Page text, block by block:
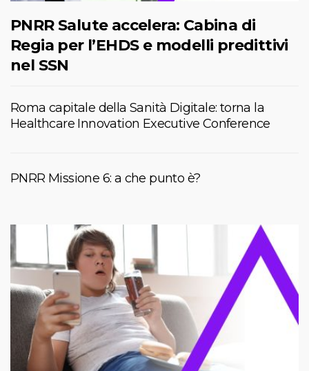
PNRR Salute accelera: Cabina di
Regia per l’EHDS e modelli predittivi
nel SSN
Roma capitale della Sanità Digitale: torna la
Healthcare Innovation Executive Conference
PNRR Missione 6: a che punto è?